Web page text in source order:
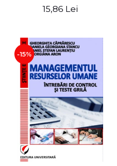
Georgiana Aron
15,86 Lei
-15%